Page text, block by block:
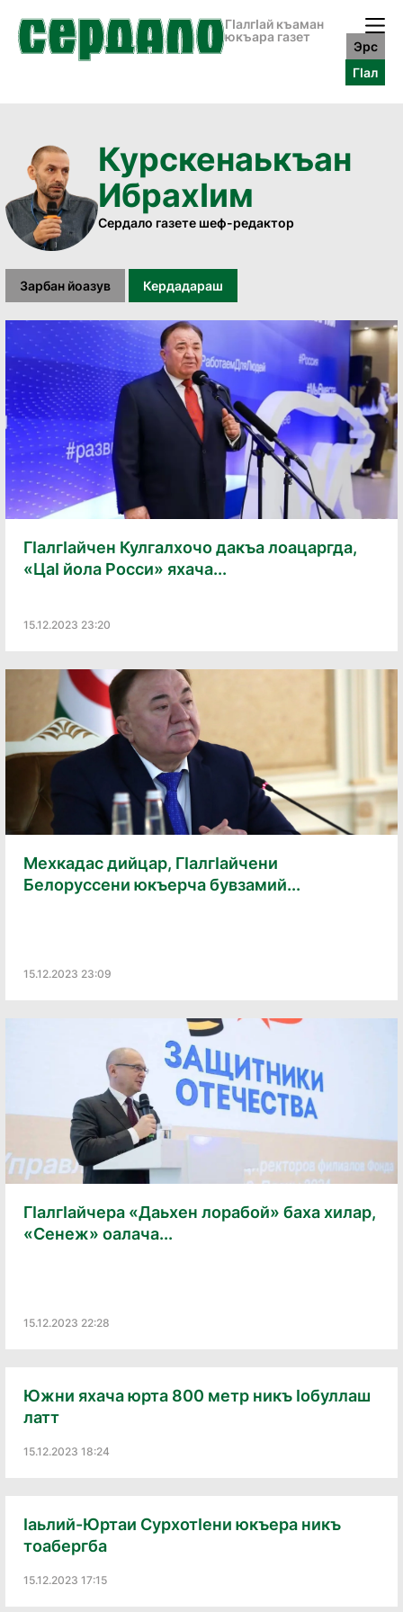
ГӀалгӀай къаман
юкъара газет
Эрс
ГӀал
Курскенаькъан
Ибрахӏим
Сердало газете шеф-редактор
Зарбан йоазув Кердадараш
ГIалгIайчен Кулгалхочо дакъа лоацаргда,
«ЦаI йола Росси» яхача...
15.12.2023 23:20
Мехкадас дийцар, ГIалгIайчени
Белоруссени юкъерча бувзамий...
15.12.2023 23:09
ГIалгIайчера «Даьхен лорабой» баха хилар,
«Сенеж» оалача...
15.12.2023 22:28
Южни яхача юрта 800 метр никъ Ӏобуллаш
латт
15.12.2023 18:24
Ӏаьлий-Юртаи СурхотӀени юкъера никъ
тоабергба
15.12.2023 17:15